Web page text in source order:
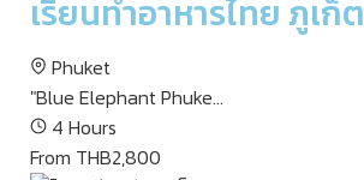
เรียนทำอาหารไทย ภูเก็ต
Phuket
"Blue Elephant Phuke...
4 Hours
From THB2,800